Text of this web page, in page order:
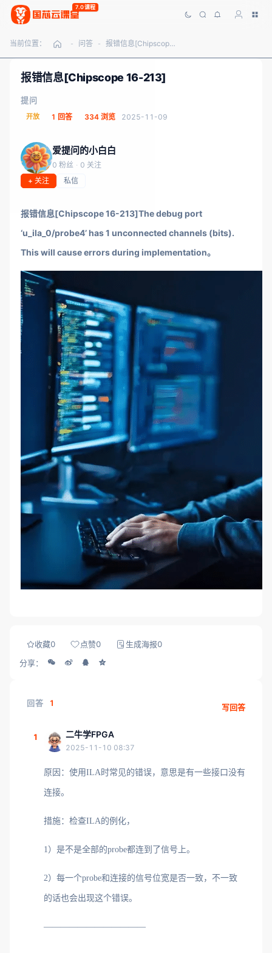
7.0课程
当前位置： - 问答 - 报错信息[Chipscope 16-213]
报错信息[Chipscope 16-213]
提问
开放 1 回答 334 浏览 2025-11-09
爱提问的小白白
0 粉丝 · 0 关注
+ 关注
私信
报错信息[Chipscope 16-213]The debug port
‘u_ila_0/probe4’ has 1 unconnected channels (bits).
This will cause errors during implementation。
收藏0 点赞0 生成海报0
分享：
回答 1 写回答
1 二牛学FPGA
2025-11-10 08:37
原因：使用ILA时常见的错误，意思是有一些接口没有
连接。
措施：检查ILA的例化，
1）是不是全部的probe都连到了信号上。
2）每一个probe和连接的信号位宽是否一致，不一致
的话也会出现这个错误。
————————————